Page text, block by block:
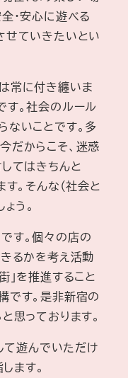
・安心に遊べる
せていきたいとい
常に付き纏いま
す。社会のルール
ないことです。多
だからこそ、迷惑
てはきちんと
。そんな（社会と
う。
す。個々の店の
きるかを考え活動
」を推進すること
です。是非新宿の
思っております。
て遊んでいただけ
ます。